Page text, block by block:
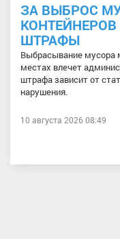
ЗА ВЫБРОС
ШТРАФЫ
Выбрасывание мусора
местах влечет
штрафа зависит от
нарушения.
10 августа 2026 08:49